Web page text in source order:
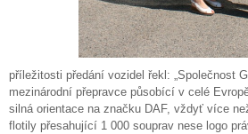
příležitosti předání vozidel řekl: „Společnost
mezinárodní přepravce působící v celé
silná orientace na značku DAF, vždyť více
flotily přesahující 1 000 souprav nese logo